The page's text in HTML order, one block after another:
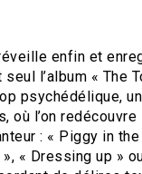
enfin et
l’album « The
psychédélique,
où l’on redécouvre
: « Piggy in the
« Dressing up »